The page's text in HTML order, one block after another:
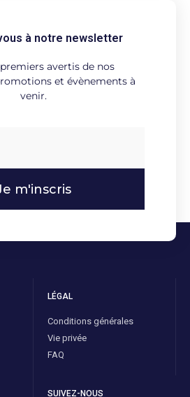
à notre newsletter
avertis de nos
et évènements à
venir.
m'inscris
LÉGAL
Conditions générales
Vie privée
FAQ
SUIVEZ-NOUS